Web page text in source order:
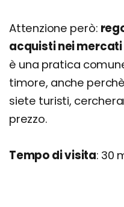
Attenzione però:
acquisti nei
è una pratica
timore, anche
siete turisti,
prezzo.
Tempo di visita: 30